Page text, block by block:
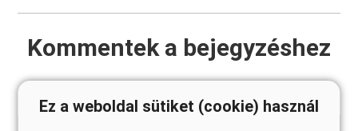
Kommentek a bejegyzéshez
Ez a weboldal sütiket (cookie) használ